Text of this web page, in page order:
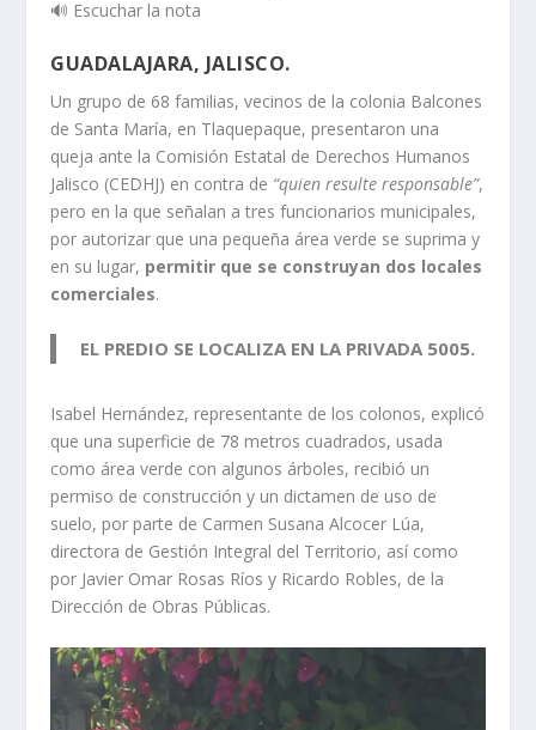
🔊 Escuchar la nota
GUADALAJARA, JALISCO.
Un grupo de 68 familias, vecinos de la colonia Balcones
de Santa María, en Tlaquepaque, presentaron una
queja ante la Comisión Estatal de Derechos Humanos
Jalisco (CEDHJ) en contra de “quien resulte responsable”,
pero en la que señalan a tres funcionarios municipales,
por autorizar que una pequeña área verde se suprima y
en su lugar, permitir que se construyan dos locales
comerciales.
EL PREDIO SE LOCALIZA EN LA PRIVADA 5005.
Isabel Hernández, representante de los colonos, explicó
que una superficie de 78 metros cuadrados, usada
como área verde con algunos árboles, recibió un
permiso de construcción y un dictamen de uso de
suelo, por parte de Carmen Susana Alcocer Lúa,
directora de Gestión Integral del Territorio, así como
por Javier Omar Rosas Ríos y Ricardo Robles, de la
Dirección de Obras Públicas.